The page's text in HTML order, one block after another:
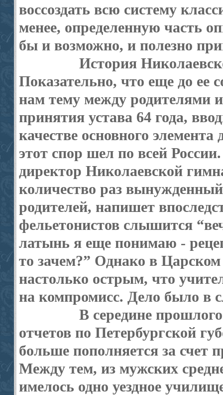
воссоздать всю систему
менее, определенную часть
бы и возможно, и полезно
История
Показательно, что еще до ее
нам тему между родителями
принятия устава 64 года,
качестве основного элемента
этот спор шел по всей
директор Николаевской
количество раз
родителей, напишет
фельетонистов слышится
латынь я еще понимаю -
то зачем?” Однако в
настолько острым, что
на компромисс. Дело было в
В середине
отчетов по Петербургской
больше пополняется за счет
Между тем, из мужских
имелось одно уездное